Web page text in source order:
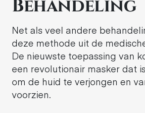
Behandeling
Net als veel andere
deze methode uit de
De nieuwste toepassing van
een revolutionair masker dat
om de huid te verjongen en
voorzien.